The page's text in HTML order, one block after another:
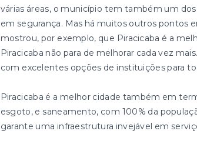
várias áreas, o município tem também um
em segurança. Mas há muitos outros pontos
mostrou, por exemplo, que Piracicaba é a
Piracicaba não para de melhorar cada vez
com excelentes opções de instituições para
Piracicaba é a melhor cidade também em
esgoto, e saneamento, com 100% da
garante uma infraestrutura invejável em